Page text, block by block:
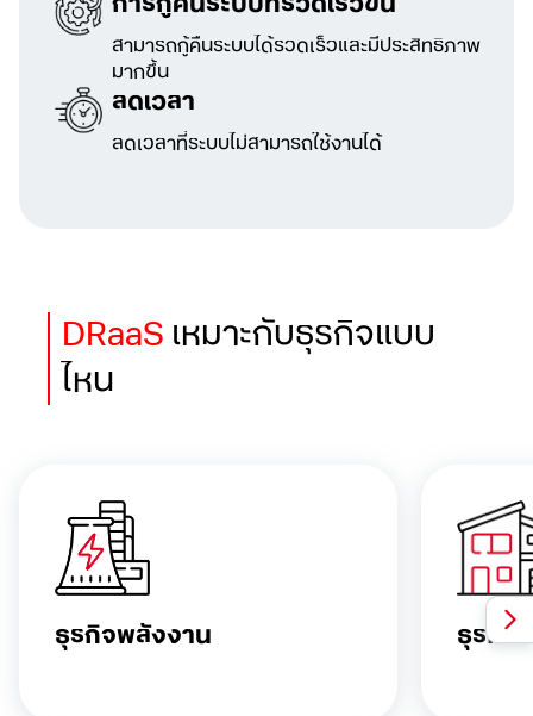
สามารถกู้คืนระบบได้รวดเร็วและมีประสิทธิภาพ
มากขึ้น
ลดเวลา
ลดเวลาที่ระบบไม่สามารถใช้งานได้
DRaaSเหมาะกับธุรกิจแบบ
ไหน
ธุรกิจพลังงาน ธุรกิจ